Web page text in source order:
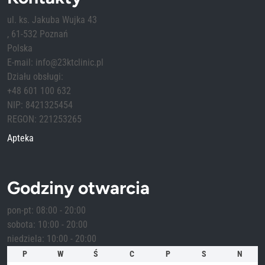
ul. ks. Jakuba Wujka 43
, 61-532 Poznań
Polska
E-mail: info@23ktclinic.pl
Działu obsługi:
+48 601 100 632
NIP: 8421325454
REGON: 221253265
Apteka
Godziny otwarcia
pon-pt: 08:00 - 20:00
sobota: 10:00 - 20:00
niedziela: 10:00 - 20:00
P W Ś C P S
N